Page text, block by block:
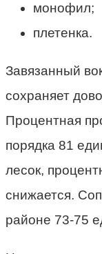
монофил;
плетенка.
Завязанный
сохраняет
Процентная
порядка 81
лесок,
снижается.
районе 73-75